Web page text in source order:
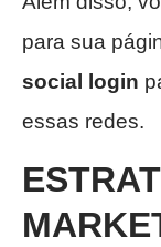
para sua
social login
essas redes.